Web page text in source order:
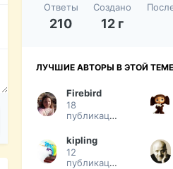
Ответы
210
Создано
12 г
ЛУЧШИЕ АВТОРЫ В ЭТОЙ ТЕМЕ
Firebird
18
публикаций
kipling
12
публикаций